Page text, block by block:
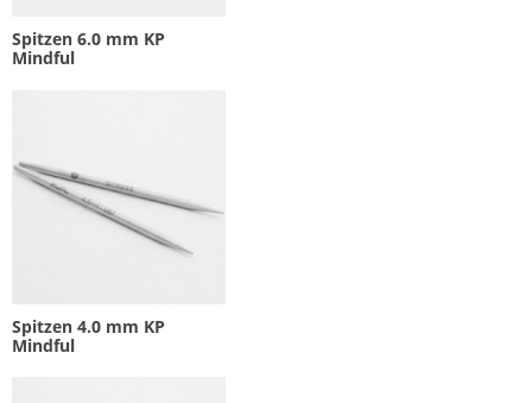
Spitzen 6.0 mm KP
Mindful
Spitzen 4.0 mm KP
Mindful